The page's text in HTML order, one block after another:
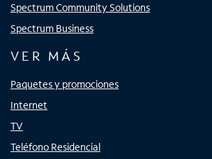
Spectrum Community Solutions
Spectrum Business
VER MÁS
Paquetes y promociones
Internet
TV
Teléfono Residencial